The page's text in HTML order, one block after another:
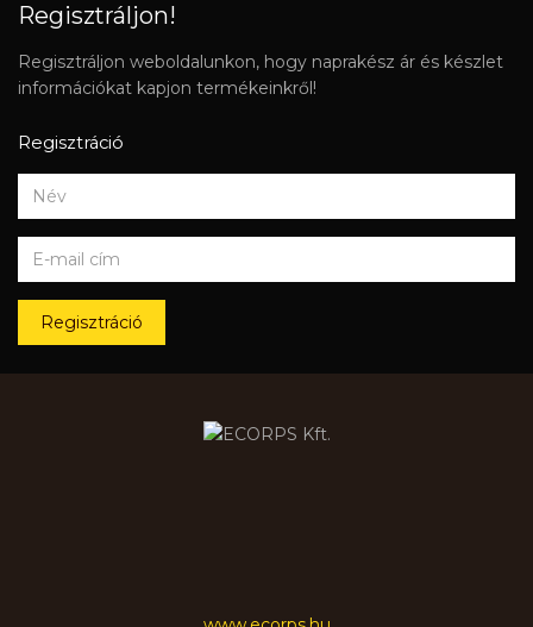
Regisztráljon!
Regisztráljon weboldalunkon, hogy naprakész ár és készlet
információkat kapjon termékeinkről!
Regisztráció
Regisztráció